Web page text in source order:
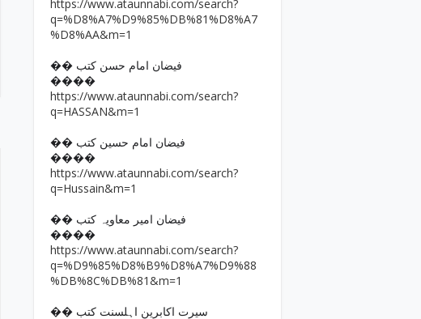
https://www.ataunnabi.com/search?
q=%D8%A7%D9%85%DB%81%D8%A7
%D8%AA&m=1
�� فیضان امام حسن کتب
����
https://www.ataunnabi.com/search?
q=HASSAN&m=1
�� فیضان امام حسین کتب
����
https://www.ataunnabi.com/search?
q=Hussain&m=1
�� فیضان امیر معاویہ کتب
����
https://www.ataunnabi.com/search?
q=%D9%85%D8%B9%D8%A7%D9%88
%DB%8C%DB%81&m=1
�� سیرت اکابرین اہلسنت کتب